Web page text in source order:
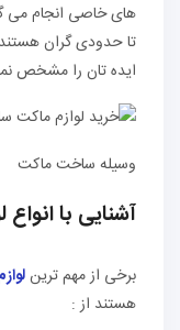
های خاصی انجام می‌
تا حدودی گران هستند.
ایده ‌تان را مشخص
وسیله ساخت ماکت
آشنایی با
برخی از مهم ‌ترین
هستند از :